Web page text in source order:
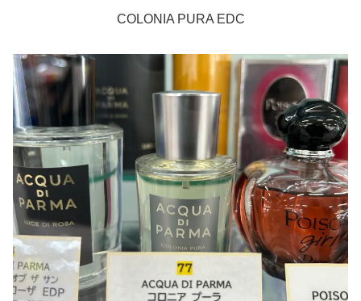
COLONIA PURA EDC